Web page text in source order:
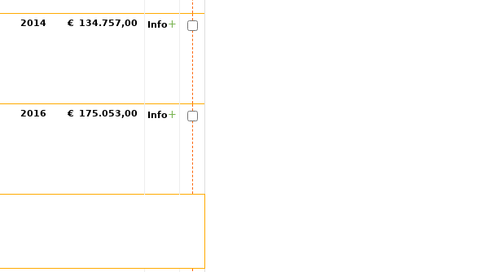
2014 € 134.757,00 Info+
2016 € 175.053,00 Info+